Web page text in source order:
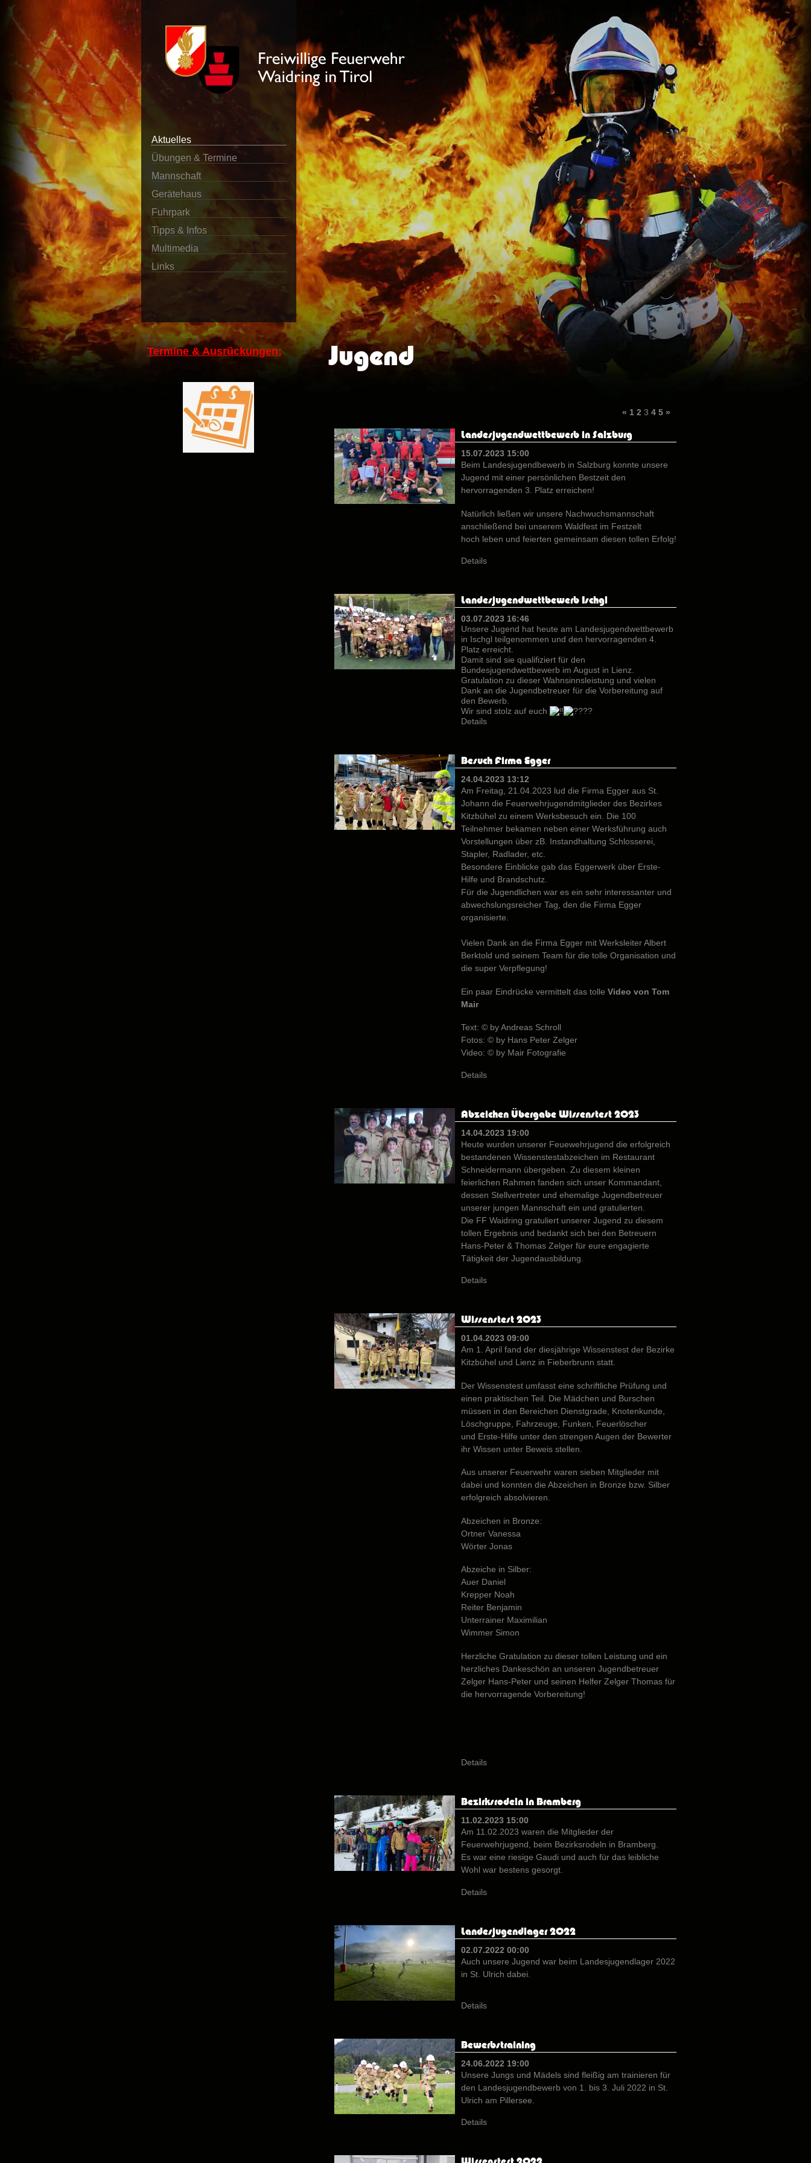
Aktuelles
Übungen & Termine
Mannschaft
Gerätehaus
Fuhrpark
Tipps & Infos
Multimedia
Links
Termine & Ausrückungen: Jugend
« 1 2 3 4 5 »
Landesjugendwettbewerb in Salzburg
15.07.2023 15:00
Beim Landesjugendbewerb in Salzburg konnte unsere
Jugend mit einer persönlichen Bestzeit den
hervorragenden 3. Platz erreichen!
Natürlich ließen wir unsere Nachwuchsmannschaft
anschließend bei unserem Waldfest im Festzelt
hoch leben und feierten gemeinsam diesen tollen Erfolg!
Details
Landesjugendwettbewerb Ischgl
03.07.2023 16:46
Unsere Jugend hat heute am Landesjugendwettbewerb
in Ischgl teilgenommen und den hervorragenden 4.
Platz erreicht.
Damit sind sie qualifiziert für den
Bundesjugendwettbewerb im August in Lienz.
Gratulation zu dieser Wahnsinnsleistung und vielen
Dank an die Jugendbetreuer für die Vorbereitung auf
den Bewerb.
Wir sind stolz auf euch
Details
Besuch Firma Egger
24.04.2023 13:12
Am Freitag, 21.04.2023 lud die Firma Egger aus St.
Johann die Feuerwehrjugendmitglieder des Bezirkes
Kitzbühel zu einem Werksbesuch ein. Die 100
Teilnehmer bekamen neben einer Werksführung auch
Vorstellungen über zB. Instandhaltung Schlosserei,
Stapler, Radlader, etc.
Besondere Einblicke gab das Eggerwerk über Erste-
Hilfe und Brandschutz.
Für die Jugendlichen war es ein sehr interessanter und
abwechslungsreicher Tag, den die Firma Egger
organisierte.
Vielen Dank an die Firma Egger mit Werksleiter Albert
Berktold und seinem Team für die tolle Organisation und
die super Verpflegung!
Ein paar Eindrücke vermittelt das tolle Video von Tom
Mair
Text: © by Andreas Schroll
Fotos: © by Hans Peter Zelger
Video: © by Mair Fotografie
Details
Abzeichen Übergabe Wissenstest 2023
14.04.2023 19:00
Heute wurden unserer Feuewehrjugend die erfolgreich
bestandenen Wissenstestabzeichen im Restaurant
Schneidermann übergeben. Zu diesem kleinen
feierlichen Rahmen fanden sich unser Kommandant,
dessen Stellvertreter und ehemalige Jugendbetreuer
unserer jungen Mannschaft ein und gratulierten.
Die FF Waidring gratuliert unserer Jugend zu diesem
tollen Ergebnis und bedankt sich bei den Betreuern
Hans-Peter & Thomas Zelger für eure engagierte
Tätigkeit der Jugendausbildung.
Details
Wissenstest 2023
01.04.2023 09:00
Am 1. April fand der diesjährige Wissenstest der Bezirke
Kitzbühel und Lienz in Fieberbrunn statt.
Der Wissenstest umfasst eine schriftliche Prüfung und
einen praktischen Teil. Die Mädchen und Burschen
müssen in den Bereichen Dienstgrade, Knotenkunde,
Löschgruppe, Fahrzeuge, Funken, Feuerlöscher
und Erste-Hilfe unter den strengen Augen der Bewerter
ihr Wissen unter Beweis stellen.
Aus unserer Feuerwehr waren sieben Mitglieder mit
dabei und konnten die Abzeichen in Bronze bzw. Silber
erfolgreich absolvieren.
Abzeichen in Bronze:
Ortner Vanessa
Wörter Jonas
Abzeiche in Silber:
Auer Daniel
Krepper Noah
Reiter Benjamin
Unterrainer Maximilian
Wimmer Simon
Herzliche Gratulation zu dieser tollen Leistung und ein
herzliches Dankeschön an unseren Jugendbetreuer
Zelger Hans-Peter und seinen Helfer Zelger Thomas für
die hervorragende Vorbereitung!
Details
Bezirksrodeln in Bramberg
11.02.2023 15:00
Am 11.02.2023 waren die Mitglieder der
Feuerwehrjugend, beim Bezirksrodeln in Bramberg.
Es war eine riesige Gaudi und auch für das leibliche
Wohl war bestens gesorgt.
Details
Landesjugendlager 2022
02.07.2022 00:00
Auch unsere Jugend war beim Landesjugendlager 2022
in St. Ulrich dabei.
Details
Bewerbstraining
24.06.2022 19:00
Unsere Jungs und Mädels sind fleißig am trainieren für
den Landesjugendbewerb von 1. bis 3. Juli 2022 in St.
Ulrich am Pillersee.
Details